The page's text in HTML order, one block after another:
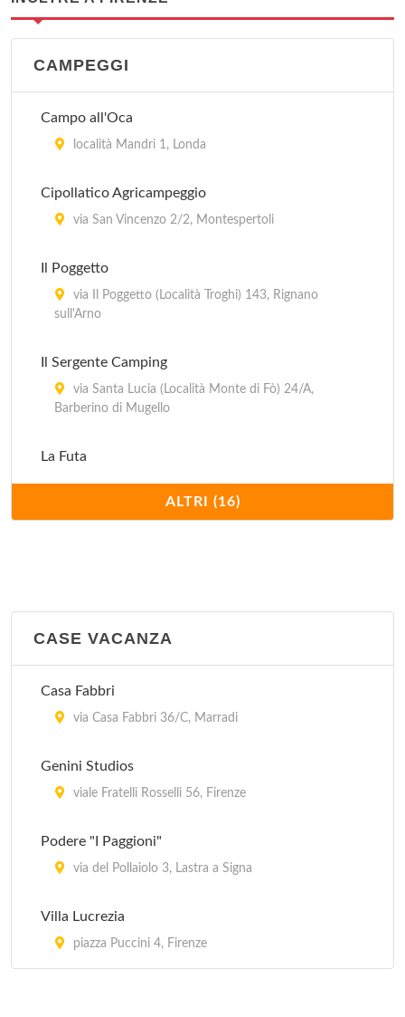
CAMPEGGI
Campo all'Oca
località Mandri 1, Londa
Cipollatico Agricampeggio
via San Vincenzo 2/2, Montespertoli
Il Poggetto
via Il Poggetto (Località Troghi) 143, Rignano
sull'Arno
Il Sergente Camping
via Santa Lucia (Località Monte di Fò) 24/A,
Barberino di Mugello
La Futa
strada per Bruscoli (Passo della Futa) 889/h,
San Giusto Camping Village
via Castra (Località Limite sull'Arno) 71, Capraia e
Semifonte
via Ugo Foscolo (Località Bustecca) 4, Barberino
ALTRI (16)
CASE VACANZA
Casa Fabbri
via Casa Fabbri 36/C, Marradi
Genini Studios
viale Fratelli Rosselli 56, Firenze
Podere "I Paggioni"
via del Pollaiolo 3, Lastra a Signa
Villa Lucrezia
piazza Puccini 4, Firenze